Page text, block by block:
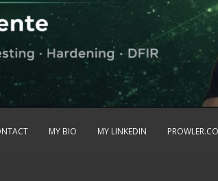
MY BIO MY LINKEDIN